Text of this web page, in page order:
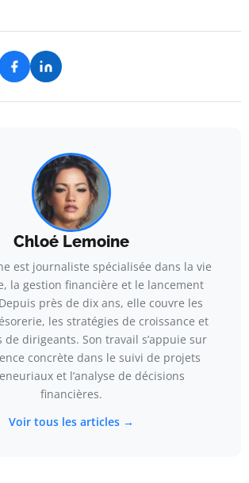
Chloé Lemoine
est journaliste spécialisée dans la vie
la gestion financière et le lancement
près de dix ans, elle couvre les
les stratégies de croissance et
de dirigeants. Son travail s’appuie sur
concrète dans le suivi de projets
et l’analyse de décisions
financières.
Voir tous les articles →